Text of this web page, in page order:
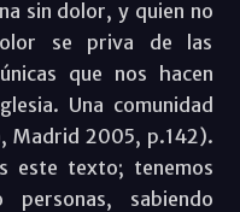
sin dolor, y quien no
se priva de las
que nos hacen
Una comunidad
Madrid 2005, p.142).
este texto; tenemos
sabiendo